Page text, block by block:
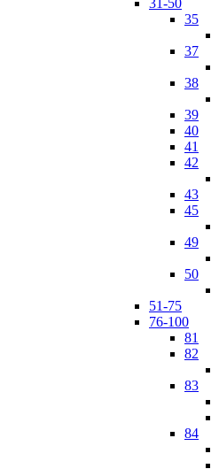
31-50
35
37
38
39
40
41
42
43
45
49
50
51-75
76-100
81
82
83
84